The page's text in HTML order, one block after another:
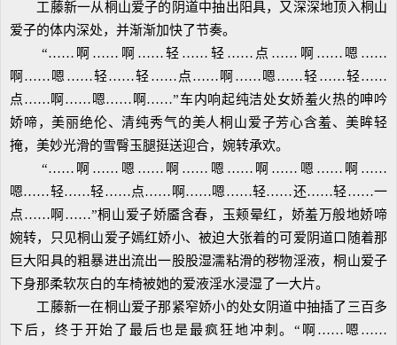
工藤新一从桐山爱子的阴道中抽出阳具，又深深地顶入桐山
爱子的体内深处，并渐渐加快了节奏。
“……啊……啊……轻……轻……点……啊……嗯……
啊……嗯……轻……轻……点……啊……嗯……轻……轻……
点……啊……嗯……啊……”车内响起纯洁处女娇羞火热的呻吟
娇啼，美丽绝伦、清纯秀气的美人桐山爱子芳心含羞、美眸轻
掩，美妙光滑的雪臀玉腿挺送迎合，婉转承欢。
“……啊……嗯……啊……嗯……啊……嗯……啊……
嗯……轻……轻……点……啊……嗯……轻……还……轻……一
点……啊……”桐山爱子娇靥含春，玉颊晕红，娇羞万般地娇啼
婉转，只见桐山爱子嫣红娇小、被迫大张着的可爱阴道口随着那
巨大阳具的粗暴进出流出一股股湿濡粘滑的秽物淫液，桐山爱子
下身那柔软灰白的车椅被她的爱液淫水浸湿了一大片。
工藤新一在桐山爱子那紧窄娇小的处女阴道中抽插了三百多
下后，终于开始了最后也是最疯狂地冲刺。“啊……嗯……